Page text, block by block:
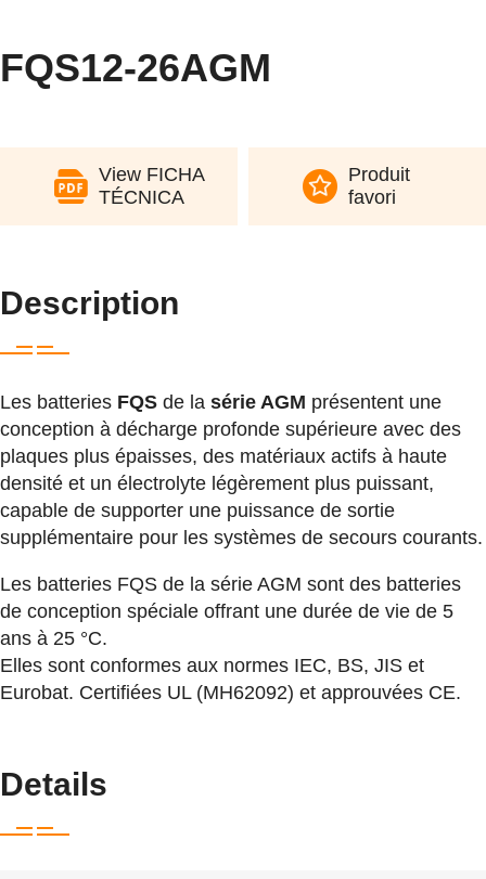
FQS12-26AGM
View FICHA
TÉCNICA
Produit
favori
Description
Les batteries FQS de la série AGM présentent une
conception à décharge profonde supérieure avec des
plaques plus épaisses, des matériaux actifs à haute
densité et un électrolyte légèrement plus puissant,
capable de supporter une puissance de sortie
supplémentaire pour les systèmes de secours courants.
Les batteries FQS de la série AGM sont des batteries
de conception spéciale offrant une durée de vie de 5
ans à 25 °C.
Elles sont conformes aux normes IEC, BS, JIS et
Eurobat. Certifiées UL (MH62092) et approuvées CE.
Details